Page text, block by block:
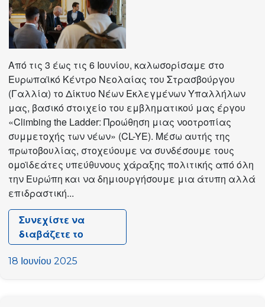
Από τις 3 έως τις 6 Ιουνίου, καλωσορίσαμε στο
Ευρωπαϊκό Κέντρο Νεολαίας του Στρασβούργου
(Γαλλία) το Δίκτυο Νέων Εκλεγμένων Υπαλλήλων
μας, βασικό στοιχείο του εμβληματικού μας έργου
«Climbing the Ladder: Προώθηση μιας νοοτροπίας
συμμετοχής των νέων» (CL-YE). Μέσω αυτής της
πρωτοβουλίας, στοχεύουμε να συνδέσουμε τους
ομοϊδεάτες υπεύθυνους χάραξης πολιτικής από όλη
την Ευρώπη και να δημιουργήσουμε μια άτυπη αλλά
επιδραστική...
Συνεχίστε να
διαβάζετε το
CL-
18 Ιουνίου 2025